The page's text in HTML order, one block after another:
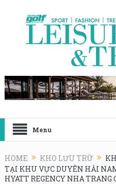
Menu
HOME KHO LƯU TRỮ
TẠI KHU VỰC DUYÊN HẢI
HYATT REGENCY NHA